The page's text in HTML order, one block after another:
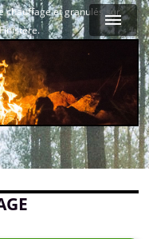
chauffage et granulés sur